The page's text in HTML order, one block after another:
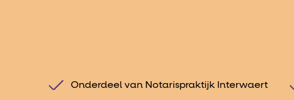
Onderdeel van Notarispraktijk Interwaert